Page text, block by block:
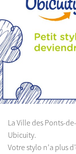
La Ville des Ponts-
Ubicuity.
Votre stylo n’a plus